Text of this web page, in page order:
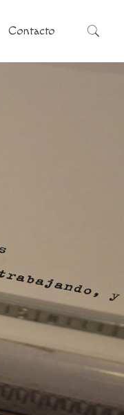
Contacto